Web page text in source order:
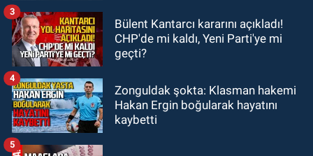
ÇAYCUMA
09:57Çaycuma Belediyesi
personel alacak.
Bülent Kantarcı kararını açıkladı!
CHP'de mi kaldı, Yeni Parti'ye mi
geçti?
3
Zonguldak şokta: Klasman hakemi
Hakan Ergin boğularak hayatını
kaybetti
4
5